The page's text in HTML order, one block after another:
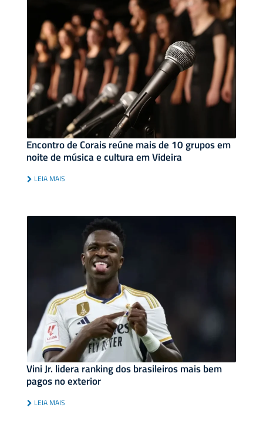
Encontro de Corais reúne mais de 10 grupos em
noite de música e cultura em Videira
LEIA MAIS
Vini Jr. lidera ranking dos brasileiros mais bem
pagos no exterior
LEIA MAIS